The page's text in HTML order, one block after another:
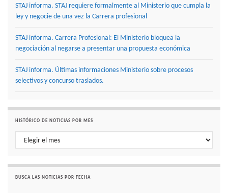
STAJ informa. STAJ requiere formalmente al Ministerio que cumpla la
ley y negocie de una vez la Carrera profesional
STAJ informa. Carrera Profesional: El Ministerio bloquea la
negociación al negarse a presentar una propuesta económica
STAJ informa. Últimas informaciones Ministerio sobre procesos
selectivos y concurso traslados.
HISTÓRICO DE NOTICIAS POR MES
Histórico de noticias por mes
BUSCA LAS NOTICIAS POR FECHA